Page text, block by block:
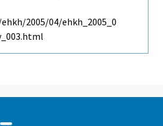
2005/04/ehkh_2005_0